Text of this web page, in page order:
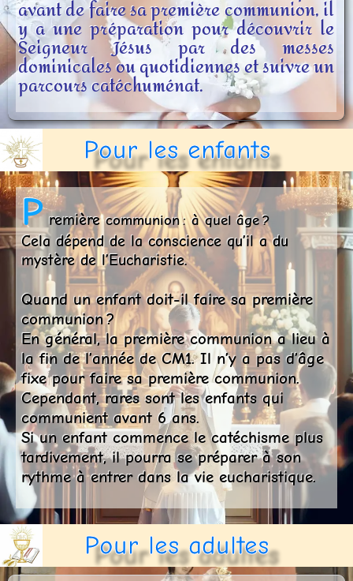
avant de faire sa première communion, il
y a une préparation pour découvrir le
Seigneur Jésus par des messes
dominicales ou quotidiennes et suivre un
parcours catéchuménat.
Pour les enfants
P remièrecommunion : à quel âge ?
Cela dépend de la conscience qu’il a du
mystère de l’Eucharistie.
Quand un enfant doit-il faire sa première
communion ?
En général, la première communion a lieu à
la fin de l’année de CM1. Il n’y a pas d’âge
fixe pour faire sa première communion.
Cependant, rares sont les enfants qui
communient avant 6 ans.
Si un enfant commence le catéchisme plus
tardivement, il pourra se préparer à son
rythme à entrer dans la vie eucharistique.
Pour les adultes